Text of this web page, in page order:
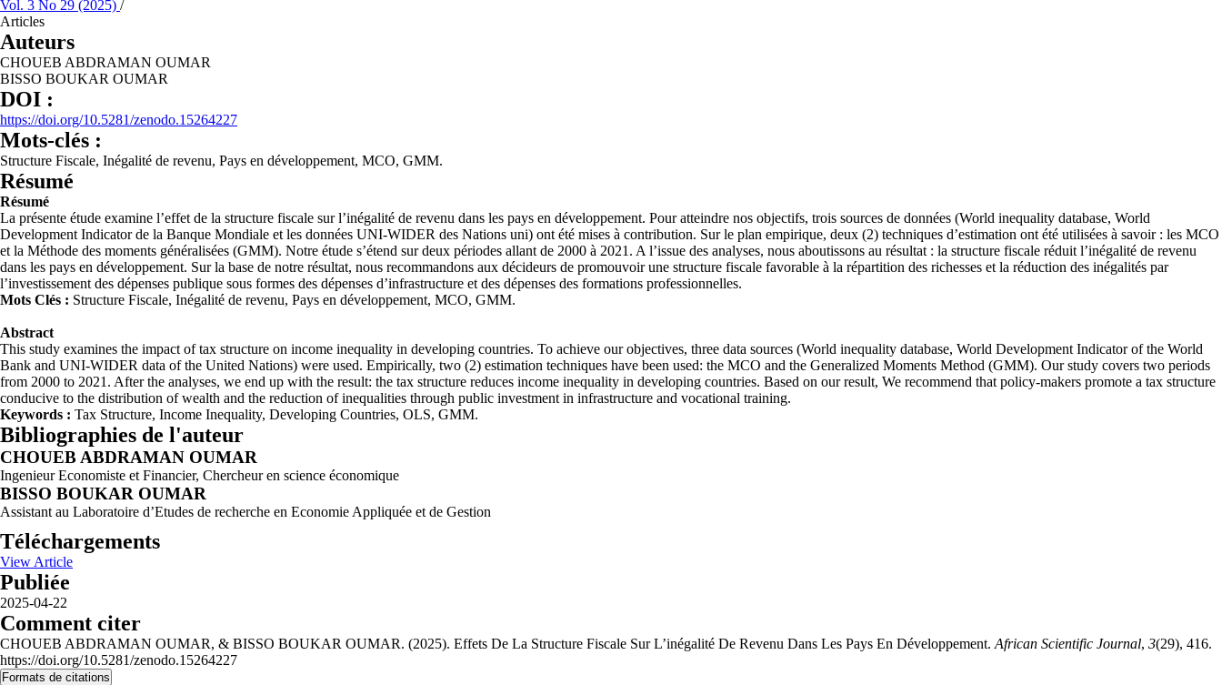
Vol. 3 No 29 (2025) /
Articles
Auteurs
CHOUEB ABDRAMAN OUMAR
BISSO BOUKAR OUMAR
DOI :
https://doi.org/10.5281/zenodo.15264227
Mots-clés :
Structure Fiscale, Inégalité de revenu, Pays en développement, MCO, GMM.
Résumé
Résumé
La présente étude examine l’effet de la structure fiscale sur l’inégalité de revenu dans les pays en développement. Pour atteindre nos objectifs, trois sources de données (World inequality database, World
Development Indicator de la Banque Mondiale et les données UNI-WIDER des Nations uni) ont été mises à contribution. Sur le plan empirique, deux (2) techniques d’estimation ont été utilisées à savoir : les MCO
et la Méthode des moments généralisées (GMM). Notre étude s’étend sur deux périodes allant de 2000 à 2021. A l’issue des analyses, nous aboutissons au résultat : la structure fiscale réduit l’inégalité de revenu
dans les pays en développement. Sur la base de notre résultat, nous recommandons aux décideurs de promouvoir une structure fiscale favorable à la répartition des richesses et la réduction des inégalités par
l’investissement des dépenses publique sous formes des dépenses d’infrastructure et des dépenses des formations professionnelles.
Mots Clés : Structure Fiscale, Inégalité de revenu, Pays en développement, MCO, GMM.
Abstract
This study examines the impact of tax structure on income inequality in developing countries. To achieve our objectives, three data sources (World inequality database, World Development Indicator of the World
Bank and UNI-WIDER data of the United Nations) were used. Empirically, two (2) estimation techniques have been used: the MCO and the Generalized Moments Method (GMM). Our study covers two periods
from 2000 to 2021. After the analyses, we end up with the result: the tax structure reduces income inequality in developing countries. Based on our result, We recommend that policy-makers promote a tax structure
conducive to the distribution of wealth and the reduction of inequalities through public investment in infrastructure and vocational training.
Keywords : Tax Structure, Income Inequality, Developing Countries, OLS, GMM.
Bibliographies de l'auteur
CHOUEB ABDRAMAN OUMAR
Ingenieur Economiste et Financier, Chercheur en science économique
BISSO BOUKAR OUMAR
Assistant au Laboratoire d’Etudes de recherche en Economie Appliquée et de Gestion
Téléchargements
View Article
Publiée
2025-04-22
Comment citer
CHOUEB ABDRAMAN OUMAR, & BISSO BOUKAR OUMAR. (2025). Effets De La Structure Fiscale Sur L’inégalité De Revenu Dans Les Pays En Développement. African Scientific Journal, 3(29), 416.
https://doi.org/10.5281/zenodo.15264227
Formats de citations